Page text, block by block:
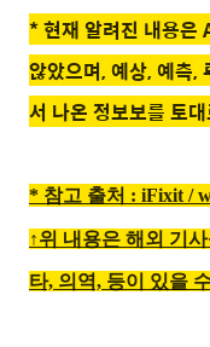
* 현재 알려진 내용은
않았으며, 예상, 예측
서 나온 정보보를 토
* 참고 출처 : iFixit /
↑위 내용은 해외 기
타, 의역, 등이 있을